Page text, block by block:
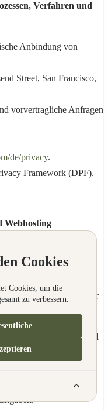
Verfahren und
Anbindung von
Street, San Francisco,
vorvertragliche Anfragen
de/privacy.
Framework (DPF).
Webhosting
unsere Online-
Zu diesem Zweck
die notwendig ist, um
Dienste an den Browser
(z. B. Seitenaufrufe und
und -frequenz,
Interaktionen mit
und
Cookies
Cookies, um die
zu verbessern.